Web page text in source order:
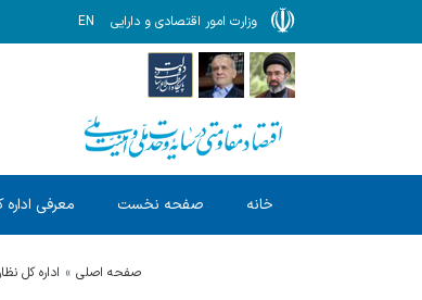
وزارت امور اقتصادی و دارایی EN
خانه صفحه نخست معرفی اداره
صفحه اصلی اداره کل